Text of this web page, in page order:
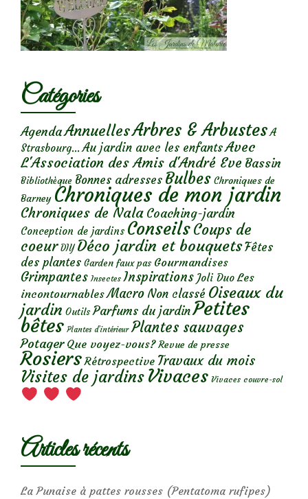
Catégories
AgendaAnnuellesArbres & Arbustes A
Strasbourg... Au jardin avec les enfantsAvec
L'Association des Amis d'André Eve Bassin
Bibliothèque Bonnes adresses Bulbes Chroniques de
Barney Chroniques de mon jardin
Chroniques de Nala Coaching-jardin
Conception de jardins ConseilsCoups de
coeur DIY Déco jardin et bouquetsFêtes
des plantes Garden faux pas Gourmandises
Grimpantes Insectes Inspirations Joli Duo Les
incontournables Macro Non classé Oiseaux du
jardin Outils Parfums du jardinPetites
bêtes Plantes d’intérieur Plantes sauvages
Potager Que voyez-vous? Revue de presse
Rosiers Rétrospective Travaux du mois
Visites de jardins Vivaces Vivaces couvre-sol
Articles récents
La Punaise à pattes rousses (Pentatoma rufipes)